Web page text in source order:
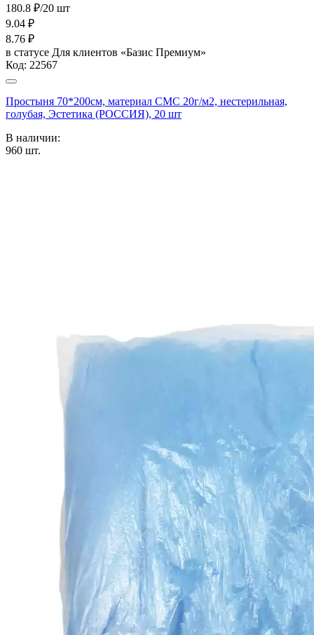
180.8 ₽/20 шт
9.04 ₽
8.76 ₽
в статусе Для клиентов «Базис Премиум»
Код: 22567
Простыня 70*200см, материал СМС 20г/м2, нестерильная,
голубая, Эстетика (РОССИЯ), 20 шт
В наличии:
960 шт.